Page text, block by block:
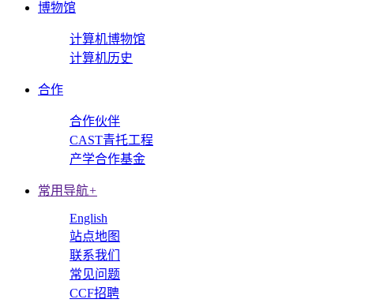
博物馆
计算机博物馆
计算机历史
合作
合作伙伴
CAST青托工程
产学合作基金
常用导航+
English
站点地图
联系我们
常见问题
CCF招聘